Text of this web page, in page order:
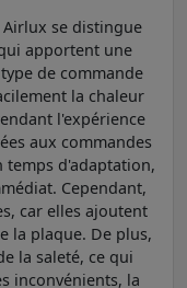
Airlux se distingue
apportent une
de commande
la chaleur
l'expérience
aux commandes
temps d'adaptation,
Cependant,
car elles ajoutent
la plaque. De plus,
la saleté, ce qui
inconvénients, la